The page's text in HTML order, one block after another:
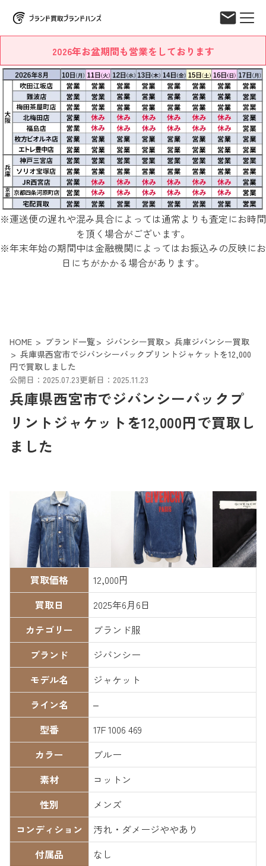
2026年お盆期間も営業をしております
※運送便の遅れや混み具合によっては通常よりも査定にお時間
を頂く場合がございます。
※年末年始の期間中は金融機関によってはお振込みの反映にお
日にちがかかる場合があります。
HOME ブランド一覧 ジバンシー買取
兵庫ジバンシー買取
兵庫県西宮市でジバンシーバックプリントジャケットを12,000
円で買取しました
公開日：2025.07.23更新日：2025.11.23
兵庫県西宮市でジバンシーバックプ
リントジャケットを12,000円で買取し
ました
買取価格
12,000円
買取日
2025年6月6日
カテゴリー
ブランド服
ブランド
ジバンシー
モデル名
ジャケット
ライン名
–
型番
17F 1006 469
カラー
ブルー
素材
コットン
性別
メンズ
コンディション
汚れ・ダメージややあり
付属品
なし